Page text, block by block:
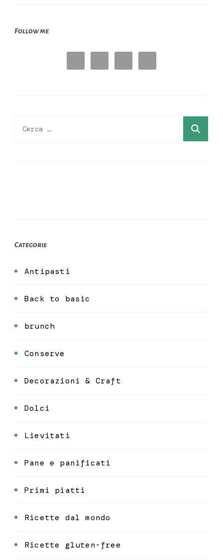
Follow me
Ricerca
Categorie
Antipasti
Back to basic
brunch
Conserve
Decorazioni & Craft
Dolci
Lievitati
Pane e panificati
Primi piatti
Ricette dal mondo
Ricette gluten-free